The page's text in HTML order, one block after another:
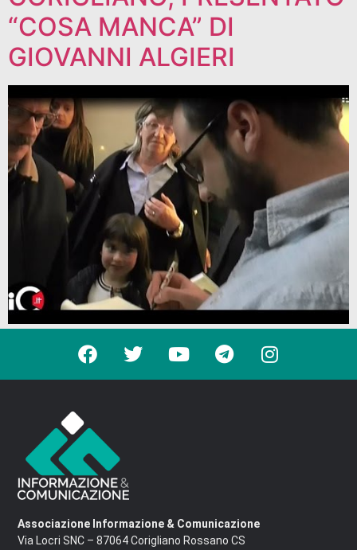
“COSA MANCA” DI
GIOVANNI ALGIERI
Associazione Informazione & Comunicazione
Via Locri SNC – 87064 Corigliano Rossano CS